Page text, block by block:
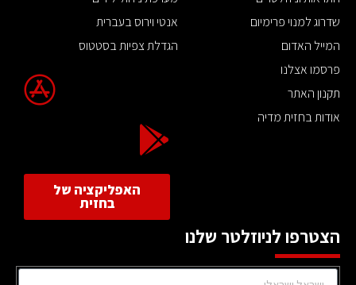
שדרוג למנוי פרימיום
המייל האדום
פרסמו אצלנו
תקנון האתר
אודות בחזית מדיה
אנטי וירוס בעברית
הגדלת צפיות בסטטוס
האפליקציה של
בחזית
הצטרפו לניוזלטר שלנו